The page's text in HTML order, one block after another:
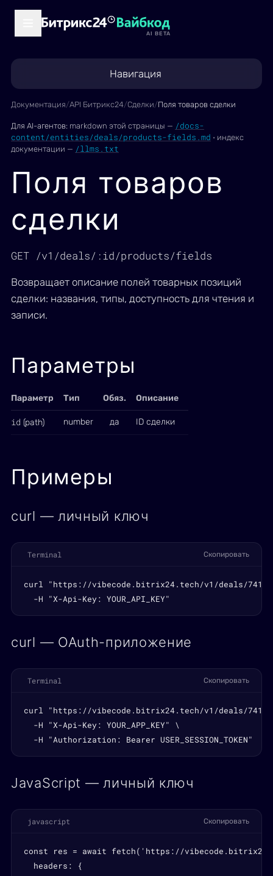
AI BETA
Навигация
Документация/API Битрикс24/Сделки/Поля товаров сделки
Для AI-агентов: markdown этой страницы — /docs-
content/entities/deals/products-fields.md · индекс
документации — /llms.txt
Поля товаров
сделки
GET /v1/deals/:id/products/fields
Возвращает описание полей товарных позиций
сделки: названия, типы, доступность для чтения и
записи.
Параметры
Параметр Тип Обяз. Описание
id (path) number да ID сделки
Примеры
curl — личный ключ
Terminal Скопировать
curl "https://vibecode.bitrix24.tech/v1/deals/
  -H "X-Api-Key: YOUR_API_KEY"
curl — OAuth-приложение
Terminal Скопировать
curl "https://vibecode.bitrix24.tech/v1/deals/
  -H "X-Api-Key: YOUR_APP_KEY" \
  -H "Authorization: Bearer USER_SESSION_TOKEN"
JavaScript — личный ключ
javascript Скопировать
const res = await fetch('https://
  headers: {